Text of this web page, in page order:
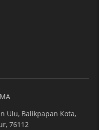
Ulu, Balikpapan Kota,
76112